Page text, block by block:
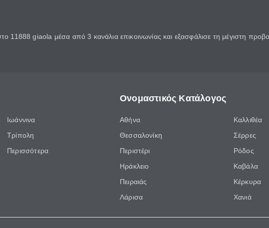
11888 giaola μέσα από 3 κανάλια επικοινωνίας και εξασφάλισε τη μέγιστη
Ιωάννινα
Τρίπολη
Περισσότερα
Ονομαστικός Κατάλογος
Αθήνα
Θεσσαλονίκη
Περιστέρι
Ηράκλειο
Πειραιάς
Λάρισα
Καλλιθέα
Σέρρες
Ρόδος
Καβάλα
Κέρκυρα
Χανιά